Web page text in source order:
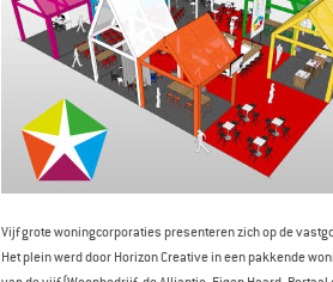
Vijf grote woningcorporaties presenteren zich op de
Het plein werd door Horizon Creative in een pakkende